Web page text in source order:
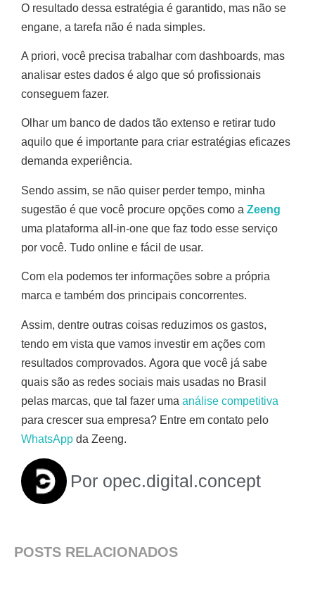
O resultado dessa estratégia é garantido, mas não se
engane, a tarefa não é nada simples.
A priori, você precisa trabalhar com dashboards, mas
analisar estes dados é algo que só profissionais
conseguem fazer.
Olhar um banco de dados tão extenso e retirar tudo
aquilo que é importante para criar estratégias eficazes
demanda experiência.
Sendo assim, se não quiser perder tempo, minha
sugestão é que você procure opções como a Zeeng
uma plataforma all-in-one que faz todo esse serviço
por você. Tudo online e fácil de usar.
Com ela podemos ter informações sobre a própria
marca e também dos principais concorrentes.
Assim, dentre outras coisas reduzimos os gastos,
tendo em vista que vamos investir em ações com
resultados comprovados. Agora que você já sabe
quais são as redes sociais mais usadas no Brasil
pelas marcas, que tal fazer uma análise competitiva
para crescer sua empresa? Entre em contato pelo
WhatsApp da Zeeng.
Por opec.digital.concept
POSTS RELACIONADOS